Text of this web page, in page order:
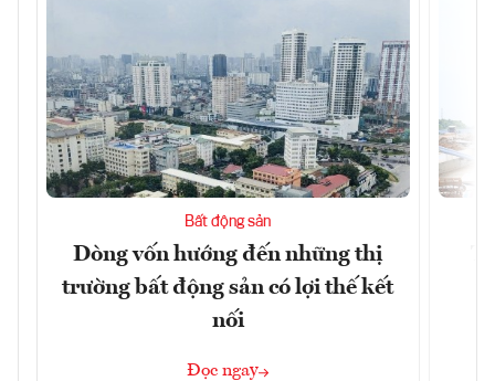
Bất động sản
Dòng vốn hướng đến những thị
trường bất động sản có lợi thế kết
nối
Đọc ngay